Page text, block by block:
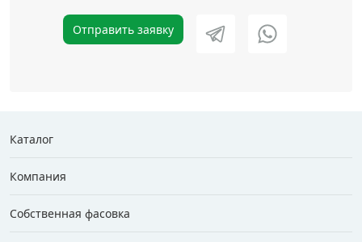
Отправить заявку
Каталог
Компания
Собственная фасовка